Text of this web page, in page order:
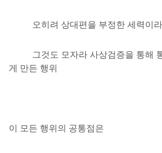
오히려 상대편을 부정한 세력이라
그것도 모자라 사상검증을 통해 통
게 만든 행위
이 모든 행위의 공통점은